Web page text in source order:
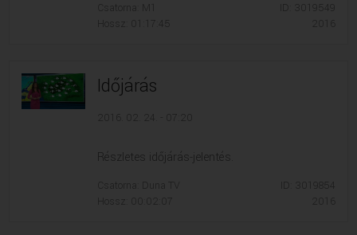
Csatorna: M1
Hossz: 01:17:45
ID: 3019549
Időjárás
2016. 02. 24. - 07:20
Részletes időjárás-jelentés.
Csatorna: Duna TV
Hossz: 00:02:07
ID: 3019854